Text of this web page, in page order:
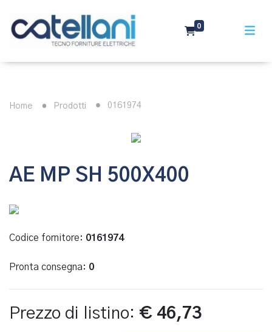
0
Home Prodotti 0161974
AE MP SH 500X400
Codice fornitore: 0161974
Pronta consegna: 0
Prezzo di listino: € 46,73